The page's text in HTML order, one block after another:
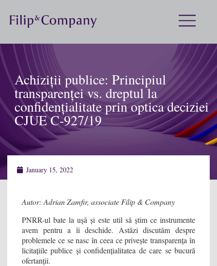
Achiziții publice: Principiul
transparenței vs. dreptul la
confidențialitate prin optica deciziei
CJUE C-927/19
January 15, 2022
Autor: Adrian Zamfir, associate Filip & Company
PNRR-ul bate la ușă și este util să știm ce instrumente
avem pentru a îi deschide. Astăzi discutăm despre
problemele ce se nasc în ceea ce privește transparența în
licitațiile publice și confidențialitatea de care se bucură
ofertanții.